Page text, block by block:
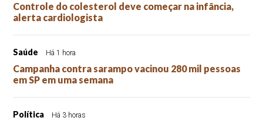
Controle do colesterol deve começar na infância,
alerta cardiologista
Saúde Há 1 hora
Campanha contra sarampo vacinou 280 mil pessoas
em SP em uma semana
Política Há 3 horas